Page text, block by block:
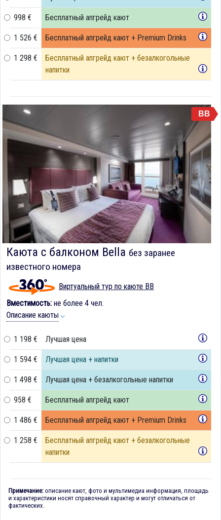
998 € Бесплатный апгрейд кают
1 526 € Бесплатный апгрейд кают + Premium Drinks
1 298 €
Бесплатный апгрейд кают + безалкогольные
напитки
BB
Каюта с балконом Bella без заранее
известного номера
Виртуальный тур по каюте BB
Вместимость: не более 4 чел.
Описание каюты
1 198 € Лучшая цена
1 594 € Лучшая цена + напитки
1 498 € Лучшая цена + безалкогольные напитки
958 € Бесплатный апгрейд кают
1 486 € Бесплатный апгрейд кают + Premium Drinks
1 258 €
Бесплатный апгрейд кают + безалкогольные
напитки
Примечание: описание кают, фото и мультимедиа информация, площадь
и характеристики носят справочный характер и могут отличаться от
фактических.